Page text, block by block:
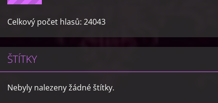
Celkový počet hlasů: 24043
ŠTÍTKY
Nebyly nalezeny žádné štítky.